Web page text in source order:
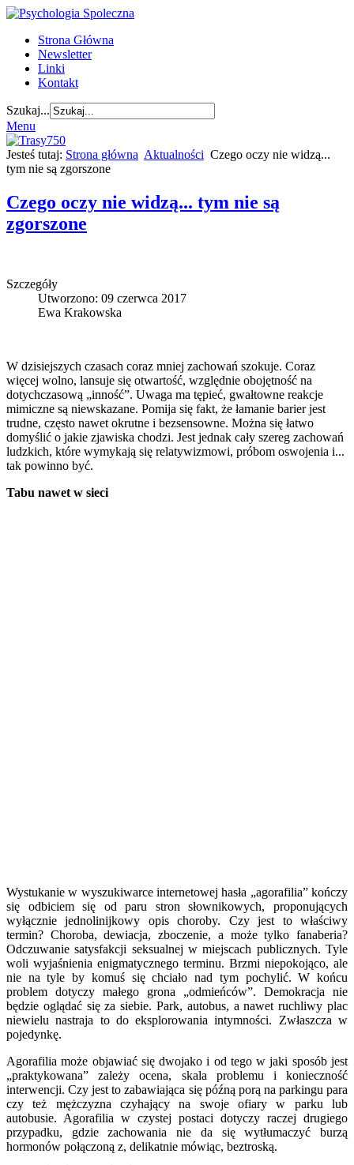
Strona Główna
Newsletter
Linki
Kontakt
Szukaj...
Menu
Jesteś tutaj: Strona główna Aktualności Czego oczy nie widzą...
tym nie są zgorszone
Czego oczy nie widzą... tym nie są
zgorszone
Szczegóły
Utworzono: 09 czerwca 2017
Ewa Krakowska
W dzisiejszych czasach coraz mniej zachowań szokuje. Coraz
więcej wolno, lansuje się otwartość, względnie obojętność na
dotychczasową „inność”. Uwaga ma tępieć, gwałtowne reakcje
mimiczne są niewskazane. Pomija się fakt, że łamanie barier jest
trudne, często nawet okrutne i bezsensowne. Można się łatwo
domyślić o jakie zjawiska chodzi. Jest jednak cały szereg zachowań
ludzkich, które wymykają się relatywizmowi, próbom oswojenia i...
tak powinno być.
Tabu nawet w sieci
Wystukanie w wyszukiwarce internetowej hasła „agorafilia” kończy
się odbiciem się od paru stron słownikowych, proponujących
wyłącznie jednolinijkowy opis choroby. Czy jest to właściwy
termin? Choroba, dewiacja, zboczenie, a może tylko fanaberia?
Odczuwanie satysfakcji seksualnej w miejscach publicznych. Tyle
woli wyjaśnienia enigmatycznego terminu. Brzmi niepokojąco, ale
nie na tyle by komuś się chciało nad tym pochylić. W końcu
problem dotyczy małego grona „odmieńców”. Demokracja nie
będzie oglądać się za siebie. Park, autobus, a nawet ruchliwy plac
niewielu nastraja to do eksplorowania intymności. Zwłaszcza w
pojedynkę.
Agorafilia może objawiać się dwojako i od tego w jaki sposób jest
„praktykowana” zależy ocena, skala problemu i konieczność
interwencji. Czy jest to zabawiająca się późną porą na parkingu para
czy też mężczyzna czyhający na swoje ofiary w parku lub
autobusie. Agorafilia w czystej postaci dotyczy raczej drugiego
przypadku, gdzie zachowania nie da się wytłumaczyć burzą
hormonów połączoną z, delikatnie mówiąc, beztroską.